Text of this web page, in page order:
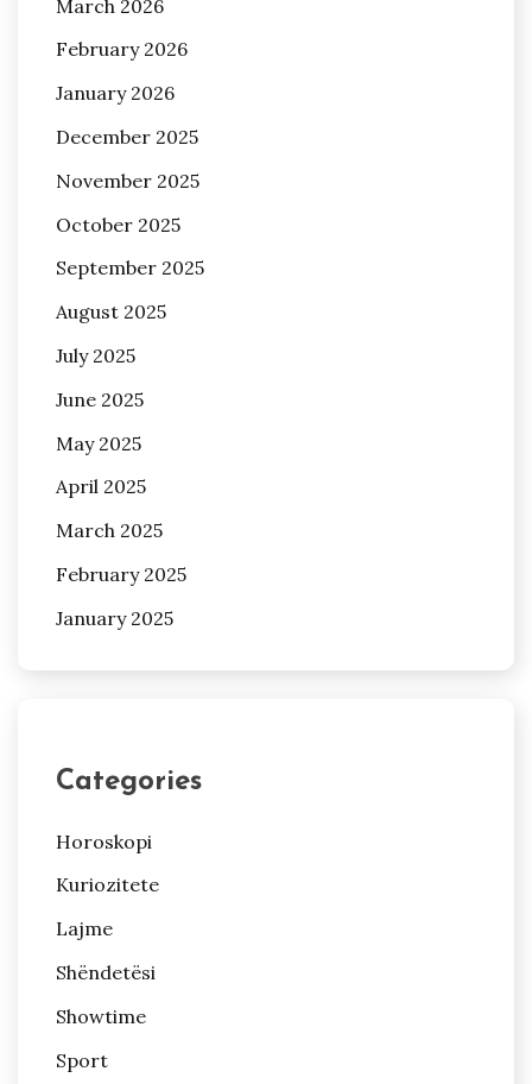
March 2026
February 2026
January 2026
December 2025
November 2025
October 2025
September 2025
August 2025
July 2025
June 2025
May 2025
April 2025
March 2025
February 2025
January 2025
Categories
Horoskopi
Kuriozitete
Lajme
Shëndetësi
Showtime
Sport